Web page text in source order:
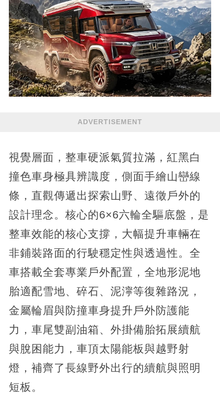
ADVERTISEMENT
視覺層面，整車硬派氣質拉滿，紅黑白
撞色車身極具辨識度，側面手繪山巒線
條，直觀傳遞出探索山野、遠徵戶外的
設計理念。核心的6×6六輪全驅底盤，是
整車效能的核心支撐，大幅提升車輛在
非鋪裝路面的行駛穩定性與透過性。全
車搭載全套專業戶外配置，全地形泥地
胎適配雪地、碎石、泥濘等復雜路況，
金屬輪眉與防撞車身提升戶外防護能
力，車尾雙副油箱、外掛備胎拓展續航
與脫困能力，車頂太陽能板與越野射
燈，補齊了長線野外出行的續航與照明
短板。